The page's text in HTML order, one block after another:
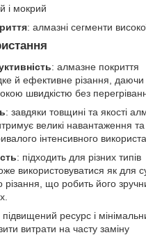
і мокрий
: алмазні сегменти
: алмазне покриття
й ефективне різання, даючи
швидкістю без
: завдяки товщині та якості
великі навантаження та
інтенсивного
: підходить для різних типів
використовуватися як для
різання, що робить його
підвищений ресурс і
витрати на часту заміну